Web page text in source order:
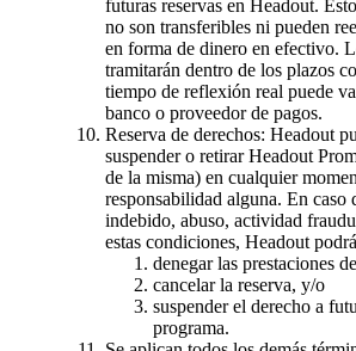
futuras reservas en Headout.
no son transferibles ni pueden
en forma de dinero en efectivo.
tramitarán dentro de los plazos
tiempo de reflexión real puede
banco o proveedor de pagos.
Reserva de derechos: Headout
suspender o retirar Headout
de la misma) en cualquier
responsabilidad alguna. En caso
indebido, abuso, actividad
estas condiciones, Headout
denegar las prestaciones
cancelar la reserva, y/o
suspender el derecho a
programa.